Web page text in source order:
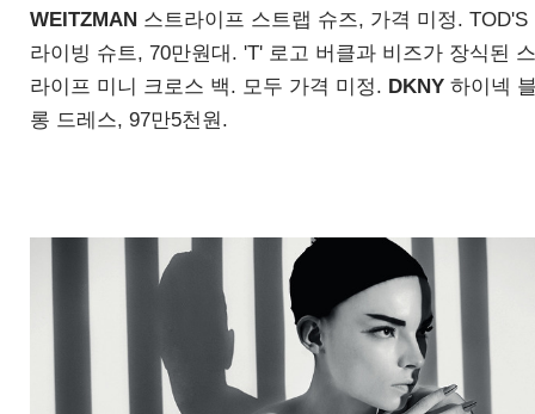
WEITZMAN 스트라이프 스트랩 슈즈, 가격 미정. TOD'S
라이빙 슈트, 70만원대. 'T' 로고 버클과 비즈가 장식된
라이프 미니 크로스 백. 모두 가격 미정. DKNY 하이넥
롱 드레스, 97만5천원.